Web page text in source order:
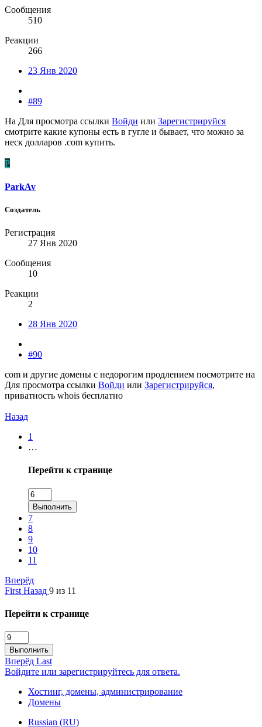
Сообщения
510
Реакции
266
23 Янв 2020
#89
На Для просмотра ссылки Войди или Зарегистрируйся
смотрите какие купоны есть в гугле и бывает, что можно за
неск долларов .com купить.
P
ParkAv
Создатель
Регистрация
27 Янв 2020
Сообщения
10
Реакции
2
28 Янв 2020
#90
com и другие домены с недорогим продлением посмотрите на
Для просмотра ссылки Войди или Зарегистрируйся,
приватность whois бесплатно
Назад
1
…
Перейти к странице
Выполнить
7
8
9
10
11
Вперёд
First Назад 9 из 11
Перейти к странице
Выполнить
Вперёд Last
Войдите или зарегистрируйтесь для ответа.
Хостинг, домены, администрирование
Домены
Russian (RU)